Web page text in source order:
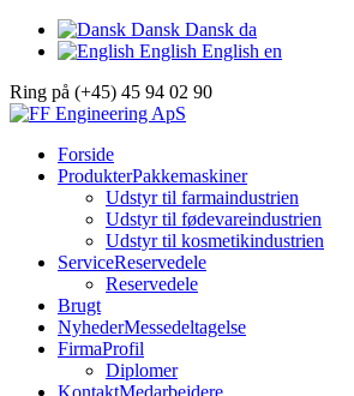
Dansk Dansk da
English English en
Ring på (+45) 45 94 02 90
Forside
ProdukterPakkemaskiner
Udstyr til farmaindustrien
Udstyr til fødevareindustrien
Udstyr til kosmetikindustrien
ServiceReservedele
Reservedele
Brugt
NyhederMessedeltagelse
FirmaProfil
Diplomer
KontaktMedarbejdere